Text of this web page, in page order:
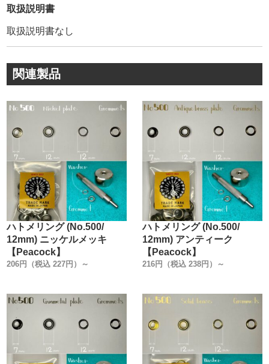
います。
④全体にメッキ加工を施して錆び止め処理としています。
・
〈 注意点 〉
※金具を1回で強く叩いて止めないで下さい。必ず、3～4
と、金具が綺麗に止まらなかったり、金具から打ち具が抜
・
※革の厚みに適した金具を必ず御使用下さい。金具が3mm
厚用なのに、1mm厚の革を無理に止めると、金具が変形し
たり、金具から打ち具が抜けなくなる場合があります。
※叩く時は、金槌を使用しないで下さい。打具の変形や錆
びの原因になります。ラウンドモール・ウッドハンマーモ
ール・木槌を推奨しています。
取扱説明書
取扱説明書なし
関連製品
ハトメリング (No.500/
12mm) ニッケルメッキ
【Peacock】
206円（税込 227円）～
ハトメリング (No.500/
12mm) アンティーク
【Peacock】
216円（税込 238円）～